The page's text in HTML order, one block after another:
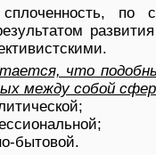
по
что
между собой
бытовой.